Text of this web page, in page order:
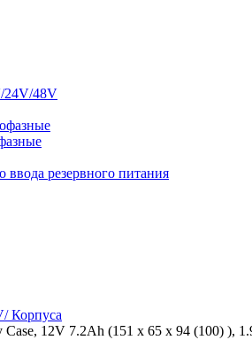
24V/48V
ввода резервного питания
Корпуса
12V 7.2Ah (151 х 65 х 94 (100) ),